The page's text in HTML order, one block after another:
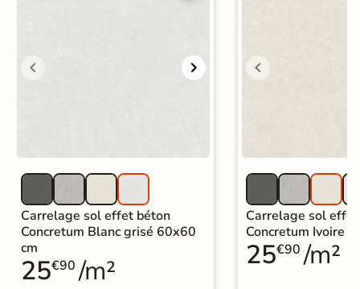
Carrelage sol effet béton
Concretum Blanc grisé 60x60
cm
25€90 /m²
Carrelage sol
Concretum Ivoire
25€90 /m²